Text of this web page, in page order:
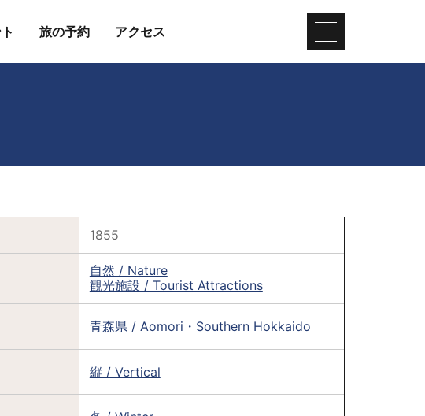
旅の予約 アクセス
1855
自然 / Nature
観光施設 / Tourist Attractions
青森県 / Aomori・Southern Hokkaido
縦 / Vertical